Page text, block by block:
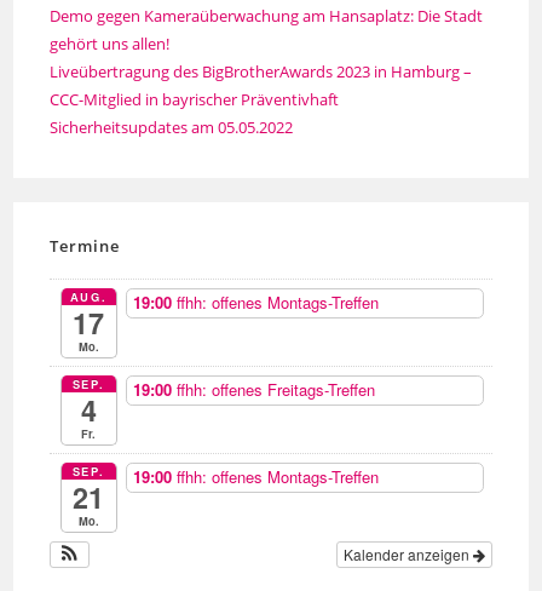
Demo gegen Kameraüberwachung am Hansaplatz: Die Stadt
gehört uns allen!
Liveübertragung des BigBrotherAwards 2023 in Hamburg –
CCC-Mitglied in bayrischer Präventivhaft
Sicherheitsupdates am 05.05.2022
Termine
AUG.
17
Mo.
19:00 ffhh: offenes Montags-Treffen
SEP.
4
Fr.
19:00 ffhh: offenes Freitags-Treffen
SEP.
21
Mo.
19:00 ffhh: offenes Montags-Treffen
Kalender anzeigen